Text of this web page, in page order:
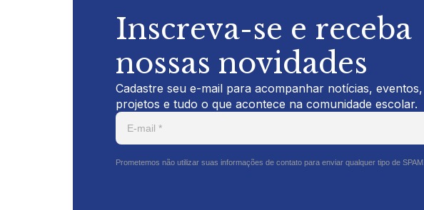
Inscreva-se e receba
nossas novidades
Cadastre seu e-mail para acompanhar notícias, eventos,
projetos e tudo o que acontece na comunidade escolar.
Prometemos não utilizar suas informações de contato para enviar qualquer tipo de SPAM.